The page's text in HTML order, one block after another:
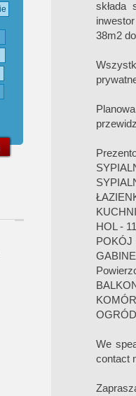
składa
38m2
HOL -
POKÓJ
We
contact